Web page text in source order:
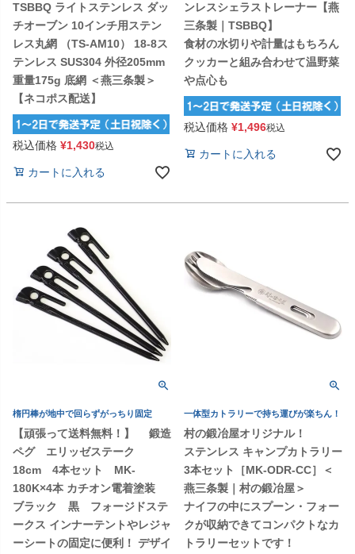
TSBBQ ライトステンレス ダッ
チオーブン 10インチ用ステン
レス丸網 （TS-AM10） 18-8ス
テンレス SUS304 外径205mm
重量175g 底網 ＜燕三条製＞
【ネコポス配送】
税込価格 ¥1,430税込
カートに入れる
ンレスシェラストレーナー【燕
三条製｜TSBBQ】
食材の水切りや計量はもちろん
クッカーと組み合わせて温野菜
や点心も
税込価格 ¥1,496税込
カートに入れる
楕円棒が地中で回らずがっちり固定
【頑張って送料無料！】 鍛造
ペグ エリッゼステーク
18cm 4本セット MK-
180K×4本 カチオン電着塗装
ブラック 黒 フォージドステ
ークス インナーテントやレジャ
ーシートの固定に便利！ デザイ
一体型カトラリーで持ち運びが楽ちん！
村の鍛冶屋オリジナル！
ステンレス キャンプカトラリー
3本セット［MK-ODR-CC］＜
燕三条製｜村の鍛冶屋＞
ナイフの中にスプーン・フォー
クが収納できてコンパクトなカ
トラリーセットです！